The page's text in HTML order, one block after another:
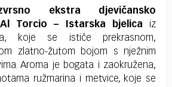
ekstra djevičansko
Torcio – Istarska bjelica iz
koje se ističe prekrasnom,
zlatno-žutom bojom s nježnim
Aroma je bogata i zaokružena,
ružmarina i metvice, koje se